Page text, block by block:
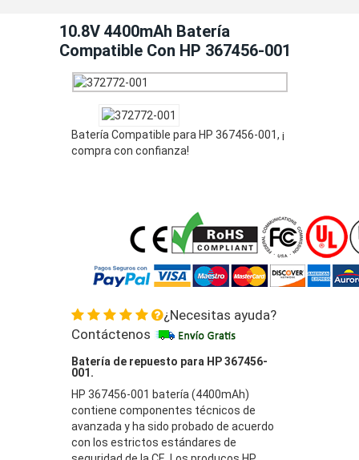
10.8V 4400mAh Batería
Compatible Con HP 367456-001
Batería Compatible para HP 367456-001, ¡
compra con confianza!
¿Necesitas ayuda?
Contáctenos
Batería de repuesto para HP 367456-
001.
HP 367456-001 batería (4400mAh)
contiene componentes técnicos de
avanzada y ha sido probado de acuerdo
con los estrictos estándares de